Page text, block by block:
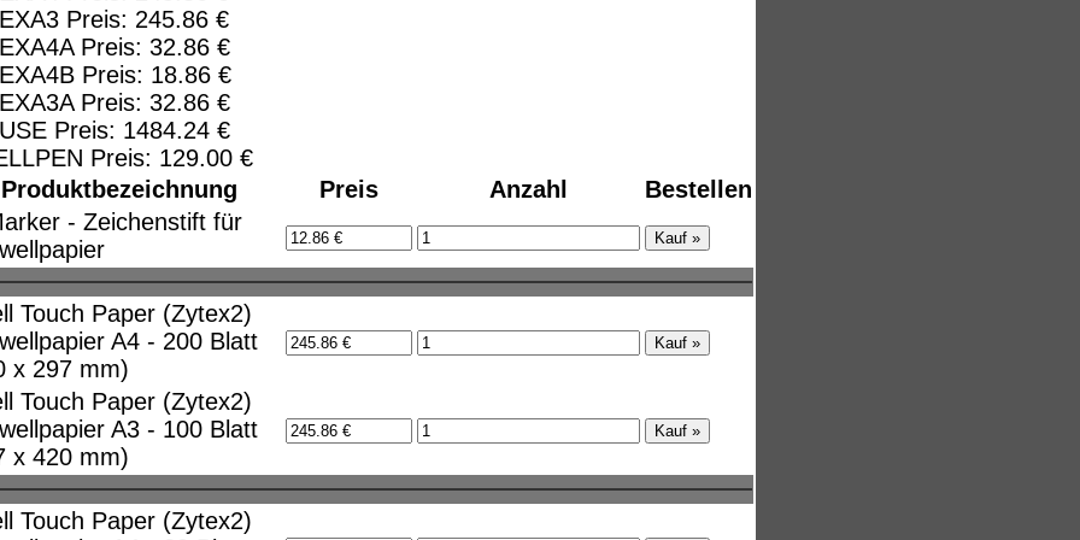
Preis: 245.86 €
Preis: 32.86 €
Preis: 18.86 €
Preis: 32.86 €
Preis: 1484.24 €
Preis: 129.00 €
Produktbezeichnung Preis Anzahl
Bestellen
- Zeichenstift für
Touch Paper (Zytex2)
A4 - 200 Blatt
x 297 mm)
Touch Paper (Zytex2)
A3 - 100 Blatt
x 420 mm)
Touch Paper (Zytex2)
Eigentum der jeweiligen Firmen. Preisänderungen,
für Links hat das Landgericht Hamburg entschieden,
der gelinkten Seite ggf. mit zu verantworten hat. Dieses
ausdrücklich von diesen Inhalten distanziert. Hiermit
aller gelinkten Seiten auf unserer Homepage und machen
für alle auf unserer Homepage angebrachten Links.
Online-Streitbeilegung (OS) bereit. Die Plattform finden
E-Mailadresse lautet: info@milestone-ace.de.
Urheberrechte Kontakt Links Katalog (PDF)